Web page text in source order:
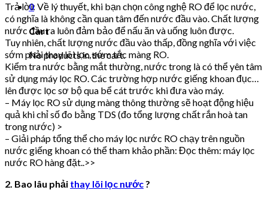
0
Cart
No products in the cart.
Trả lời: Về lý thuyết, khi bạn chọn công nghệ RO để lọc nước,
có nghĩa là không cần quan tâm đến nước đầu vào. Chất lượng
nước đầu ra luôn đảm bảo để nấu ăn và uống luôn được.
Tuy nhiên, chất lượng nước đầu vào thấp, đồng nghĩa với việc
sớm phải thay lõi lọc, sớm tắc màng RO.
Kiểm tra nước bằng mắt thường, nước trong là có thể yên tâm
sử dụng máy lọc RO. Các trường hợp nước giếng khoan đục…
lên được lọc sơ bộ qua bể cát trước khi đưa vào máy.
– Máy lọc RO sử dụng màng thông thường sẽ hoạt động hiệu
quả khi chỉ số đo bằng TDS (đo tổng lượng chất rắn hoà tan
trong nước) >
– Giải pháp tổng thể cho máy lọc nước RO chạy trên nguồn
nước giếng khoan có thể tham khảo phần: Đọc thêm: máy lọc
nước RO hàng đặt..>>
2. Bao lâu phải thay lõi lọc nước?